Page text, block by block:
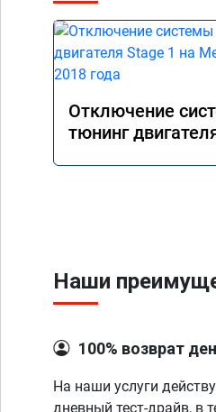
Отключение
тюнинг
Наши
100% возврат
На наши услуги
дневный тест-драйв, в